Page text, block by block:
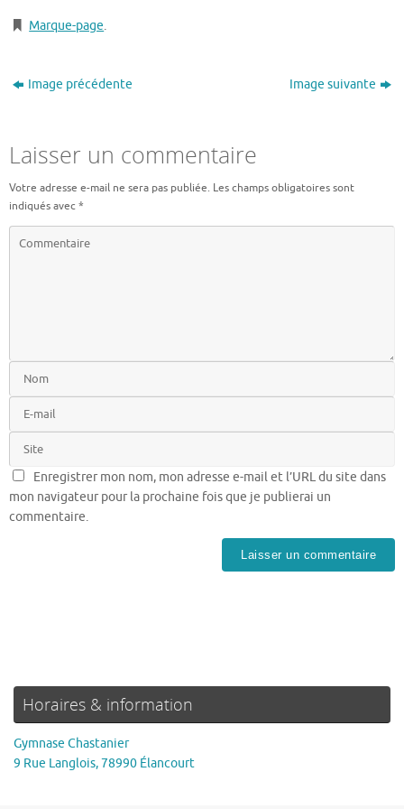
Marque-page.
Image précédente Image suivante
Laisser un commentaire
Votre adresse e-mail ne sera pas publiée. Les champs obligatoires sont
indiqués avec*
Enregistrer mon nom, mon adresse e-mail et l’URL du site dans
mon navigateur pour la prochaine fois que je publierai un
commentaire.
Horaires & information
Gymnase Chastanier
9 Rue Langlois, 78990 Élancourt